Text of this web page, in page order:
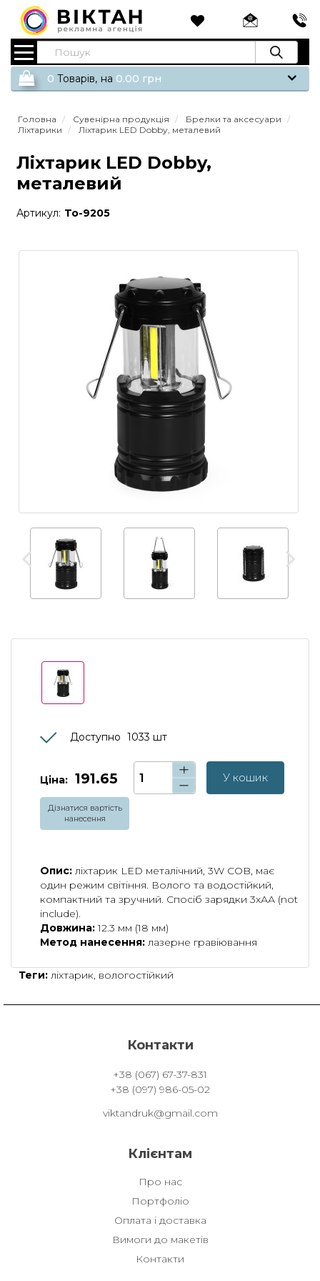
0 Tоварів, на 0.00 грн
Головна Сувенірна продукція
Брелки та аксесуари
Ліхтарики
Ліхтарик LED Dobby, металевий
Ліхтарик LED Dobby,
металевий
Артикул: To-9205
Доступно 1033 шт
Ціна: 191.65 У кошик
Дізнатися вартість
нанесення
Опис: ліхтарик LED металічний, 3W COB, має
один режим світіння. Волого та водостійкий,
компактний та зручний. Спосіб зарядки 3хАА (not
include).
Довжина:12.3 мм (18 мм)
Метод нанесення: лазерне гравіювання
Теги: ліхтарик, вологостійкий
Контакти
+38 (067) 67-37-831
+38 (097) 986-05-02
viktandruk@gmail.com
Клієнтам
Про нас
Портфоліо
Оплата і доставка
Вимоги до макетів
Контакти